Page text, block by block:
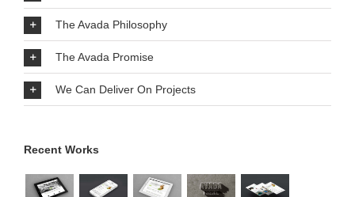
The Avada Philosophy
The Avada Promise
We Can Deliver On Projects
Recent Works